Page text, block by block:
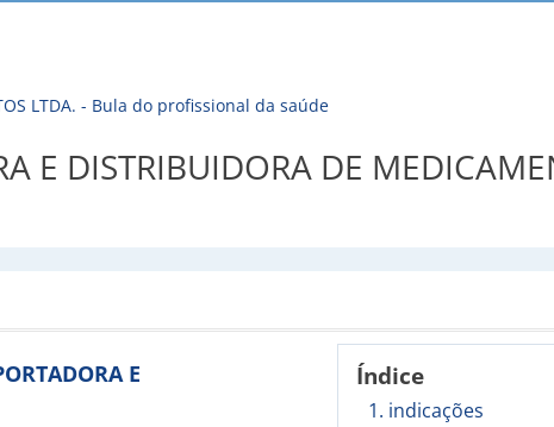
LTDA. - Bula do profissional da saúde
E DISTRIBUIDORA DE
Índice
1. indicações
E